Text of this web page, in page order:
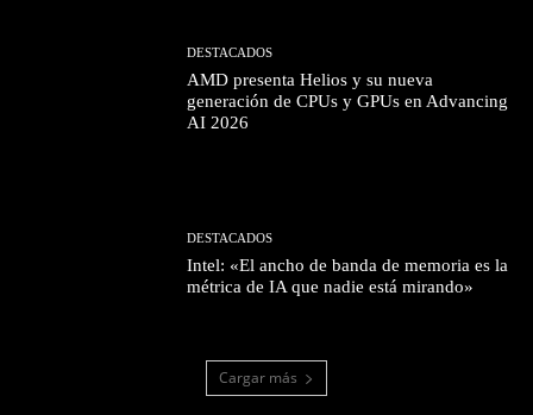
DESTACADOS
AMD presenta Helios y su nueva
generación de CPUs y GPUs en Advancing
AI 2026
DESTACADOS
Intel: «El ancho de banda de memoria es la
métrica de IA que nadie está mirando»
Cargar más